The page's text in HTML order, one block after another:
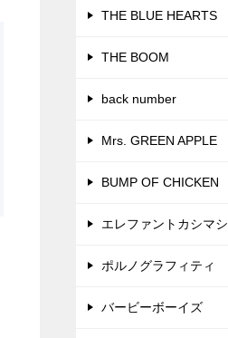
THE BLUE HEARTS
THE BOOM
back number
Mrs. GREEN APPLE
BUMP OF CHICKEN
エレファントカシマシ
ポルノグラフィティ
バービーボーイズ